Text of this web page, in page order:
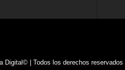
Digital© | Todos los derechos reservados